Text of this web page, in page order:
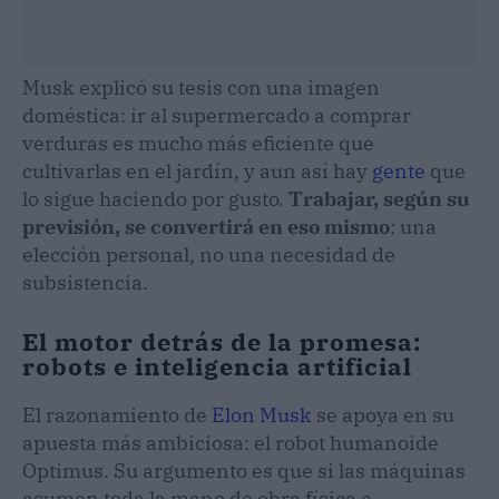
Musk explicó su tesis con una imagen
doméstica: ir al supermercado a comprar
verduras es mucho más eficiente que
cultivarlas en el jardín, y aun así hay gente que
lo sigue haciendo por gusto. Trabajar, según su
previsión, se convertirá en eso mismo: una
elección personal, no una necesidad de
subsistencia.
El motor detrás de la promesa:
robots e inteligencia artificial
El razonamiento de Elon Musk se apoya en su
apuesta más ambiciosa: el robot humanoide
Optimus. Su argumento es que si las máquinas